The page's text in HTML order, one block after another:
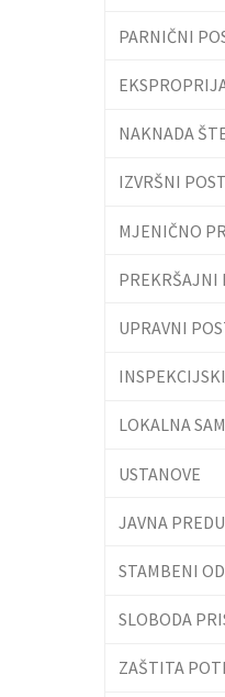
PARNIČNI
NAKNADA
IZVRŠNI
MJENIČNO
PREKRŠAJNI
UPRAVNI
LOKALNA
USTANOVE
JAVNA
STAMBENI
SLOBODA
ZAŠTITA